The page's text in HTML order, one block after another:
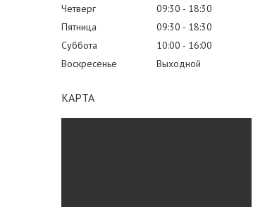
Четверг
09:30
18:30
Пятница
09:30
18:30
Суббота
10:00
16:00
Воскресенье
Выходной
КАРТА